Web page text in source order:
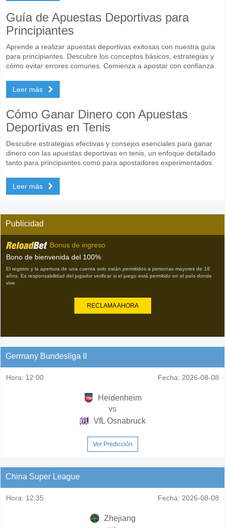
Guía de Apuestas Deportivas para
Principiantes
Aprende a realizar apuestas deportivas exitosas con nuestra guía
para principiantes. Descubre los conceptos básicos, estrategias y
cómo evitar errores comunes. Comienza a apostar con confianza.
Leer más
Cómo Ganar Dinero con Apuestas
Deportivas en Tenis
Descubre estrategias efectivas y consejos esenciales para ganar
dinero con las apuestas deportivas en tenis, un enfoque detallado
tanto para principiantes como para apostadores experimentados.
Leer más
Publicidad
Bonus de ingreso
Bono de bienvenida del 100%
El registro y la apertura de una cuenta solo están permitidos a personas mayores de 18
años. Es responsabilidad del jugador verificar si el juego está permitido en el país donde
vive.
RECLAMA AHORA
Germany Bundesliga II
Hora: 12:00 Fecha: 2026-08-08
Heidenheim
vs
VfL Osnabruck
Ver Predicción
China Super League
Hora: 12:35 Fecha: 2026-08-08
Zhejiang